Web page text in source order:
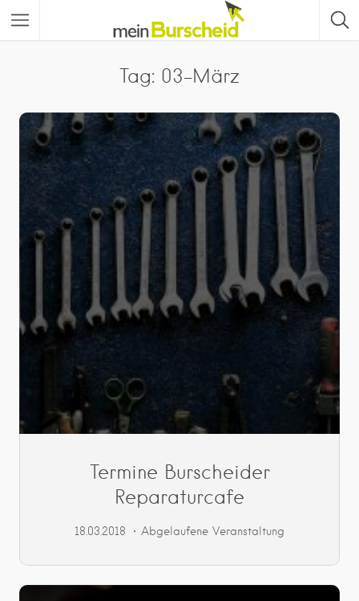
Tag: 03-März
Termine Burscheider
Reparaturcafe
18.03.2018 Abgelaufene Veranstaltung